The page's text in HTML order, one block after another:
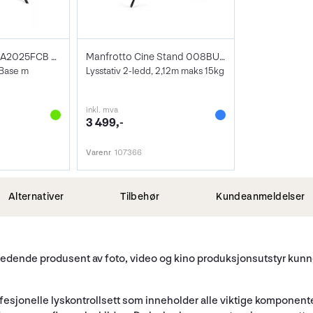
Avenger C-Stand A2025FCB Svart
m
Manfrotto Cine Stand 008BU Heavy Duty
Lysstativ 2-ledd, 2,12m maks 15kg
inkl. mva
3 499,-
Varenr 107366
Alternativer Tilbehør Kundeanmeldelser
produsent av foto, video og kino produksjonsutstyr
lyskontrollsett som inneholder alle viktige